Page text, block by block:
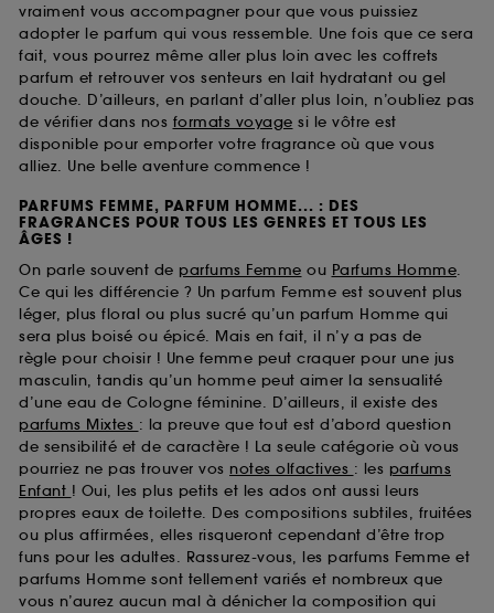
vraiment vous accompagner pour que vous puissiez
adopter le parfum qui vous ressemble. Une fois que ce sera
fait, vous pourrez même aller plus loin avec les coffrets
parfum et retrouver vos senteurs en lait hydratant ou gel
douche. D’ailleurs, en parlant d’aller plus loin, n’oubliez pas
de vérifier dans nos formats voyage si le vôtre est
disponible pour emporter votre fragrance où que vous
alliez. Une belle aventure commence !
PARFUMS FEMME, PARFUM HOMME... : DES
FRAGRANCES POUR TOUS LES GENRES ET TOUS LES
ÂGES !
On parle souvent de parfums Femme ou Parfums Homme.
Ce qui les différencie ? Un parfum Femme est souvent plus
léger, plus floral ou plus sucré qu’un parfum Homme qui
sera plus boisé ou épicé. Mais en fait, il n’y a pas de
règle pour choisir ! Une femme peut craquer pour une jus
masculin, tandis qu’un homme peut aimer la sensualité
d’une eau de Cologne féminine. D’ailleurs, il existe des
parfums Mixtes : la preuve que tout est d’abord question
de sensibilité et de caractère ! La seule catégorie où vous
pourriez ne pas trouver vos notes olfactives : les parfums
Enfant ! Oui, les plus petits et les ados ont aussi leurs
propres eaux de toilette. Des compositions subtiles, fruitées
ou plus affirmées, elles risqueront cependant d’être trop
funs pour les adultes. Rassurez-vous, les parfums Femme et
parfums Homme sont tellement variés et nombreux que
vous n’aurez aucun mal à dénicher la composition qui